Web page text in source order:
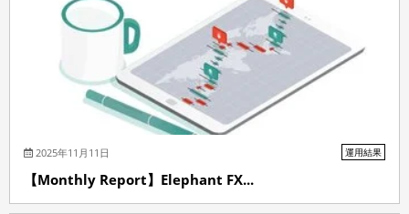
2025年11月11日 運用結果
【Monthly Report】Elephant FX...